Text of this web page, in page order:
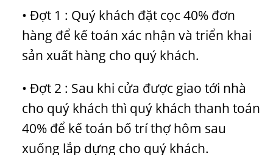
• Đợt 1 : Quý khách đặt cọc 40% đơn
hàng để kế toán xác nhận và triển khai
sản xuất hàng cho quý khách.
• Đợt 2 : Sau khi cửa được giao tới nhà
cho quý khách thì quý khách thanh toán
40% để kế toán bố trí thợ hôm sau
xuống lắp dựng cho quý khách.